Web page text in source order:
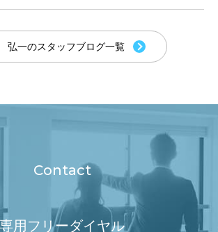
一のスタッフブログ一覧
Contact
専用フリーダイヤル